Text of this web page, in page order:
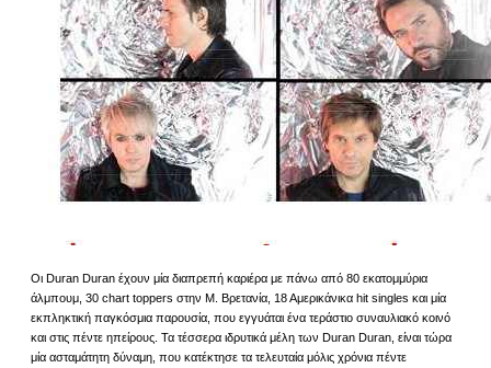
Οι Duran Duran έχουν μία διαπρεπή καριέρα με πάνω από 80 εκατομμύρια
άλμπουμ, 30 chart toppers στην Μ. Βρετανία, 18 Αμερικάνικα hit singles και μία
εκπληκτική παγκόσμια παρουσία, που εγγυάται ένα τεράστιο συναυλιακό κοινό
και στις πέντε ηπείρους. Τα τέσσερα ιδρυτικά μέλη των Duran Duran, είναι τώρα
μία ασταμάτητη δύναμη, που κατέκτησε τα τελευταία μόλις χρόνια πέντε